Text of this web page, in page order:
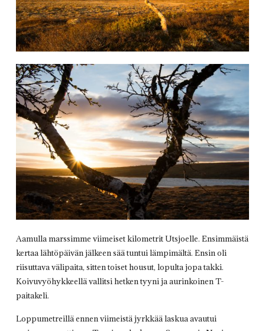
Aamulla marssimme viimeiset kilometrit Utsjoelle. Ensimmäistä
kertaa lähtöpäivän jälkeen sää tuntui lämpimältä. Ensin oli
riisuttava välipaita, sitten toiset housut, lopulta jopa takki.
Koivuvyöhykkeellä vallitsi hetken tyyni ja aurinkoinen T-
paitakeli.
Loppumetreillä ennen viimeistä jyrkkää laskua avautui